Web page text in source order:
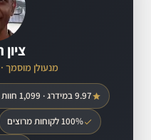
מנעולן מוסמך
9.97 במידרג · 1,099 חוות דעת
100% לקוחות מרוצים